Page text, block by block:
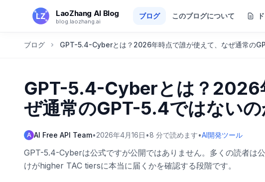
メインコンテンツへスキップ
LaoZhang AI Blog
blog.laozhang.ai
ブログ このブログについて
ブログ GPT-5.4-Cyberとは？2026年時点で誰が使えて、なぜ通常の
GPT-5.4-Cyberとは？2026
ぜ通常のGPT-5.4ではない
A AI Free API Team•2026年4月16日 •8 分で読めます•AI開発ツール
GPT-5.4-Cyberは公式ですが公開ではありません。多くの読者は
けがhigher TAC tiersに本当に届くかを確認する段階です。